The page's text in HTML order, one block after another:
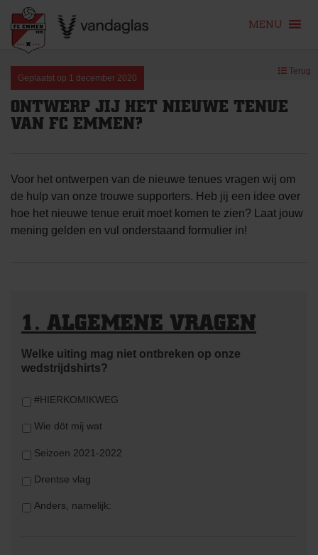
content
MENU
Geplaatst op 1 december 2020
Terug
ONTWERP JIJ HET NIEUWE TENUE
VAN FC EMMEN?
Voor het ontwerpen van de nieuwe tenues vragen wij om
de hulp van onze trouwe supporters. Heb jij een idee over
hoe het nieuwe tenue eruit moet komen te zien? Laat jouw
mening gelden en vul onderstaand formulier in!
1. ALGEMENE VRAGEN
Welke uiting mag niet ontbreken op onze
wedstrijdshirts?
#HIERKOMIKWEG
Wie döt mij wat
Seizoen 2021-2022
Drentse vlag
Anders, namelijk: